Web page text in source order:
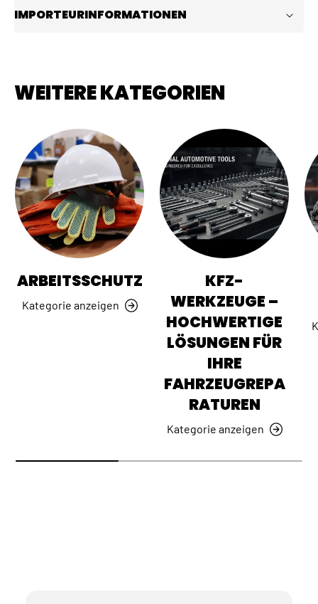
IMPORTEURINFORMATIONEN
WEITERE KATEGORIEN
ARBEITSSCHUTZ
Kategorie anzeigen
KFZ-
WERKZEUGE –
HOCHWERTIGE
LÖSUNGEN FÜR
IHRE
FAHRZEUGREPA
RATUREN
Kategorie anzeigen